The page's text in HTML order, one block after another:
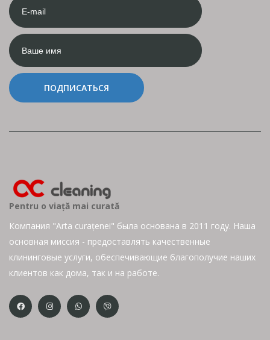
ПОДПИСАТЬСЯ
Pentru o viață mai curată
Компания "Arta curațenei" была основана в 2011 году. Наша
основная миссия - предоставлять качественные
клининговые услуги, обеспечивающие благополучие наших
клиентов как дома, так и на работе.